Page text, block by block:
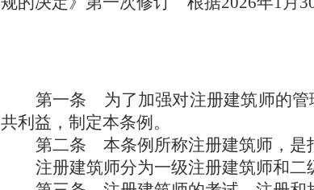
第一条 为了加强对注册建筑师的
共利益，制定本条例。
第二条 本条例所称注册建筑师，
注册建筑师分为一级注册建筑师和二